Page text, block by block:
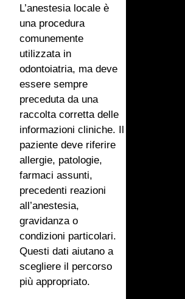
L’anestesia locale è
una procedura
comunemente
utilizzata in
odontoiatria, ma deve
essere sempre
preceduta da una
raccolta corretta delle
informazioni cliniche. Il
paziente deve riferire
allergie, patologie,
farmaci assunti,
precedenti reazioni
all’anestesia,
gravidanza o
condizioni particolari.
Questi dati aiutano a
scegliere il percorso
più appropriato.